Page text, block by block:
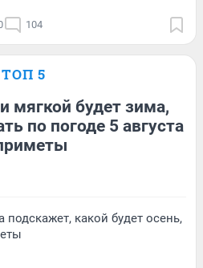
104
ТОП 5
мягкой будет зима,
по погоде 5 августа
подскажет, какой будет осень,